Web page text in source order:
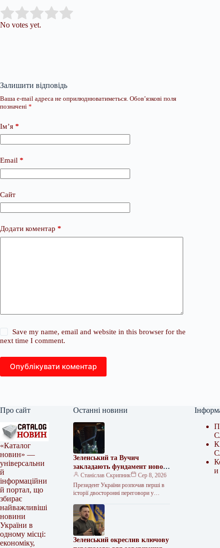
Rate this item:
No votes yet.
Залишити відповідь
Ваша e-mail адреса не оприлюднюватиметься. Обов’язкові поля
позначені *
Ім’я *
Email *
Сайт
Додати коментар *
Save my name, email and website in this browser for the
next time I comment.
Опублікувати коментар
Про сайт
«Каталог
новин» —
універсальни
й
інформаційни
й портал, що
збирає
найважливіші
новини
України в
одному місці:
економіку,
Останні новини
Зеленський та Вучич
закладають фундамент нової
співпраці
Станіслав Скрипник
Сер 8, 2026
Президент України розпочав перші в
історії двосторонні переговори у
Зеленський 7 серпня прибув із
офіційним візитом…
Зеленський окреслив ключову
и